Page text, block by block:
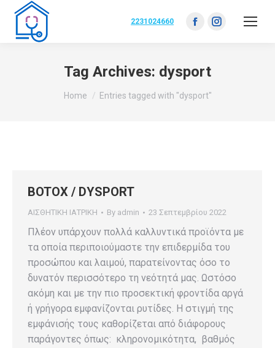
2231024660
Facebook
opens
Instagram
Tag Archives: dysport
You are here:
Home Entries tagged with "dysport"
BOTOX / DYSPORT
ΑΙΣΘΗΤΙΚΗ ΙΑΤΡΙΚΗ By admin 23 Σεπτεμβρίου 2022
Πλέον υπάρχουν πολλά καλλυντικά προϊόντα με
τα οποία περιποιούμαστε την επιδερμίδα του
προσώπου και λαιμού, παρατείνοντας όσο το
δυνατόν περισσότερο τη νεότητά μας. Ωστόσο
ακόμη και με την πιο προσεκτική φροντίδα αργά
ή γρήγορα εμφανίζονται ρυτίδες. Η στιγμή της
εμφάνισής τους καθορίζεται από διάφορους
παράγοντες όπως: κληρονομικότητα, βαθμός